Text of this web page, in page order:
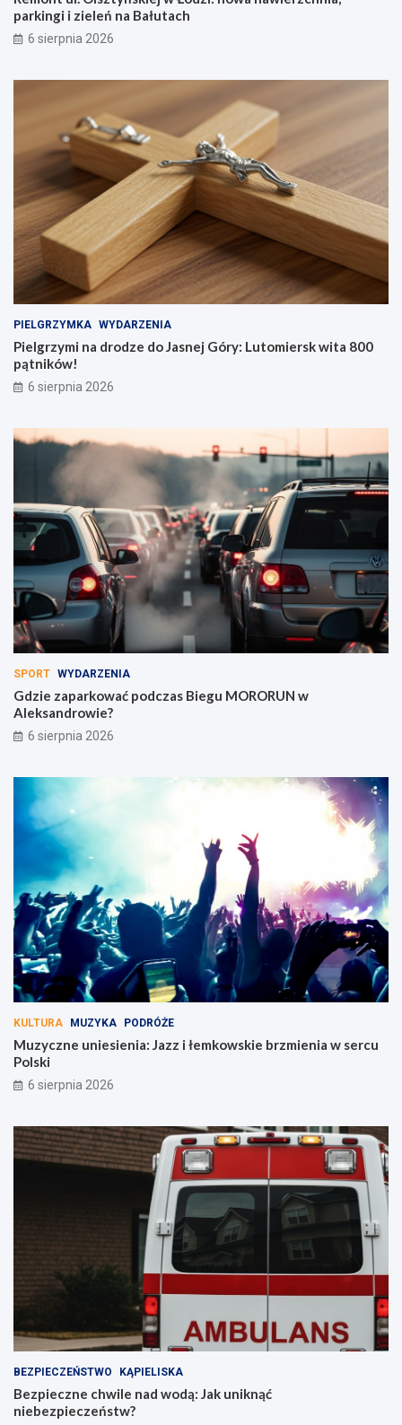
parkingi i zieleń na Bałutach
6 sierpnia 2026
PIELGRZYMKA WYDARZENIA
Pielgrzymi na drodze do Jasnej Góry: Lutomiersk wita 800
pątników!
6 sierpnia 2026
SPORT WYDARZENIA
Gdzie zaparkować podczas Biegu MORORUN w
Aleksandrowie?
6 sierpnia 2026
KULTURA MUZYKA PODRÓŻE
Muzyczne uniesienia: Jazz i łemkowskie brzmienia w sercu
Polski
6 sierpnia 2026
BEZPIECZEŃSTWO KĄPIELISKA
Bezpieczne chwile nad wodą: Jak uniknąć
niebezpieczeństw?